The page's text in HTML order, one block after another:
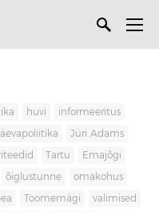
huvi informeeritus
Jüri Adams
Tartu Emajõgi
õiglustunne omakohus
Toomemägi valimised